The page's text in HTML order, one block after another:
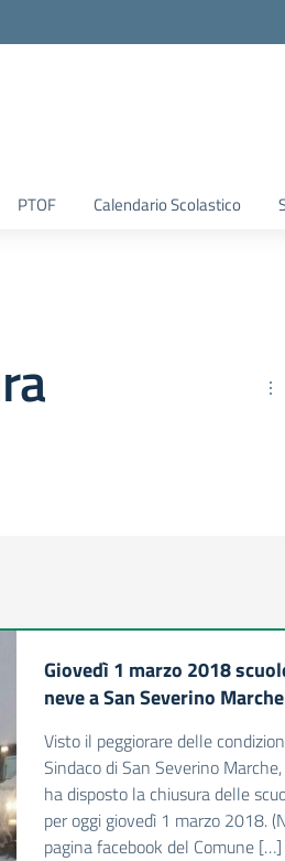
PTOF Calendario Scolastico
Giovedì 1 marzo 2018
neve a San Severino Marche
Visto il peggiorare delle
Sindaco di San Severino
ha disposto la chiusura delle
per oggi giovedì 1 marzo 2018.
pagina facebook del Comune […]